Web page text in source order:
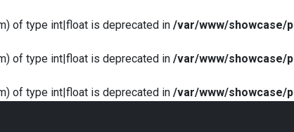
of type int|float is deprecated in /var/www/showcase/
of type int|float is deprecated in /var/www/showcase/
of type int|float is deprecated in /var/www/showcase/